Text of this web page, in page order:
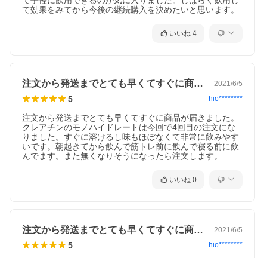
て効果をみてから今後の継続購入を決めたいと思います。
いいね 4
注文から発送までとても早くてすぐに商品… 2021/6/5
5 hio********
注文から発送までとても早くてすぐに商品が届きました。
クレアチンのモノハイドレートは今回で4回目の注文にな
りました。すぐに溶けるし味もほぼなくて非常に飲みやす
いです。朝起きてから飲んで筋トレ前に飲んで寝る前に飲
んでます。また無くなりそうになったら注文します。
いいね 0
注文から発送までとても早くてすぐに商品… 2021/6/5
5 hio********